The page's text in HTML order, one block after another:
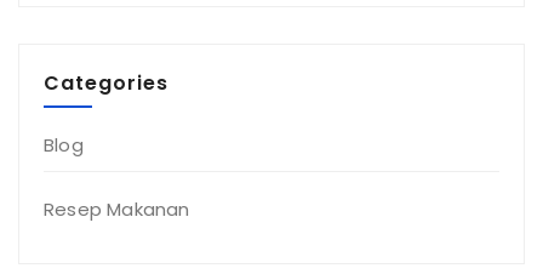
Categories
Blog
Resep Makanan